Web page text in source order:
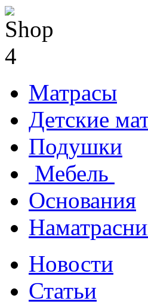
Матрасы
Детские
Подушки
Мебель
Основания
Новости
Статьи